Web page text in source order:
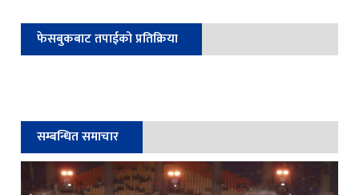
फेसबुकबाट तपाईको प्रतिक्रिया
सम्बन्धित समाचार